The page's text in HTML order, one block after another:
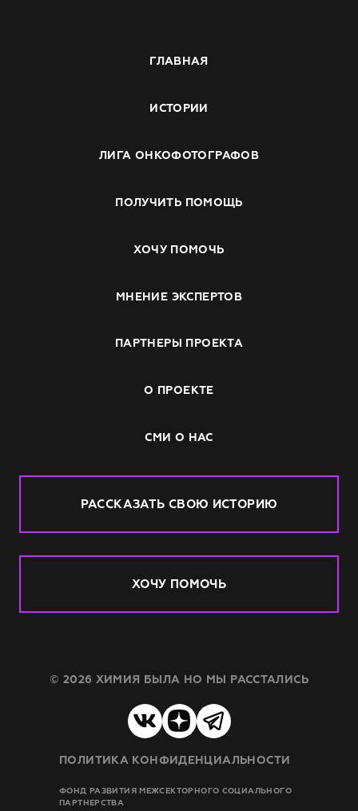
ГЛАВНАЯ
ИСТОРИИ
ЛИГА ОНКОФОТОГРАФОВ
ПОЛУЧИТЬ ПОМОЩЬ
ХОЧУ ПОМОЧЬ
МНЕНИЕ ЭКСПЕРТОВ
ПАРТНЕРЫ ПРОЕКТА
О ПРОЕКТЕ
СМИ О НАС
РАССКАЗАТЬ СВОЮ ИСТОРИЮ
ХОЧУ ПОМОЧЬ
© 2026 ХИМИЯ БЫЛА НО МЫ РАССТАЛИСЬ
ПОЛИТИКА КОНФИДЕНЦИАЛЬНОСТИ
ФОНД РАЗВИТИЯ МЕЖСЕКТОРНОГО СОЦИАЛЬНОГО
ПАРТНЕРСТВА